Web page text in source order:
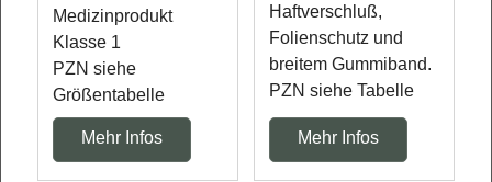
Medizinprodukt
Klasse 1
PZN siehe
Größentabelle
Mehr Infos
Haftverschluß,
Folienschutz und
breitem Gummiband.
PZN siehe Tabelle
Mehr Infos